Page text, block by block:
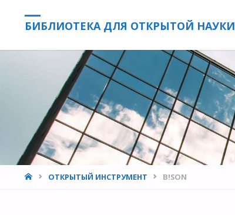
БИБЛИОТЕКА ДЛЯ ОТКРЫТОЙ НАУКИ
HOMEОТКРЫТЫЙ ИНСТРУМЕНТ B!SON